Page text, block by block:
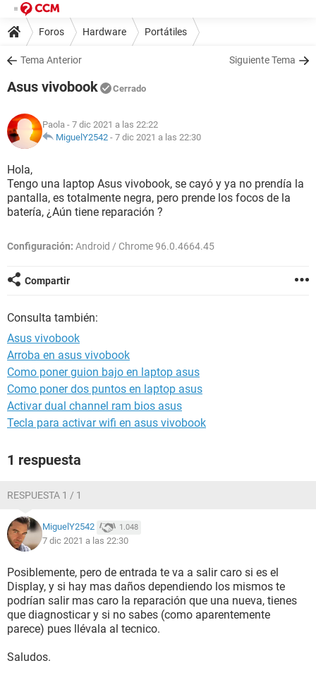
Foros Hardware Portátiles
Tema Anterior Siguiente Tema
Asus vivobook Cerrado
Paola - 7 dic 2021 a las 22:22
MiguelY2542 - 7 dic 2021 a las 22:30
Hola,
Tengo una laptop Asus vivobook, se cayó y ya no prendía la
pantalla, es totalmente negra, pero prende los focos de la
batería, ¿Aún tiene reparación ?
Configuración: Android / Chrome 96.0.4664.45
Compartir
Consulta también:
Asus vivobook
Arroba en asus vivobook
Como poner guion bajo en laptop asus
Como poner dos puntos en laptop asus
Activar dual channel ram bios asus
Tecla para activar wifi en asus vivobook
1 respuesta
RESPUESTA 1 / 1
MiguelY2542 1.048
7 dic 2021 a las 22:30
Posiblemente, pero de entrada te va a salir caro si es el
Display, y si hay mas daños dependiendo los mismos te
podrían salir mas caro la reparación que una nueva, tienes
que diagnosticar y si no sabes (como aparentemente
parece) pues llévala al tecnico.
Saludos.